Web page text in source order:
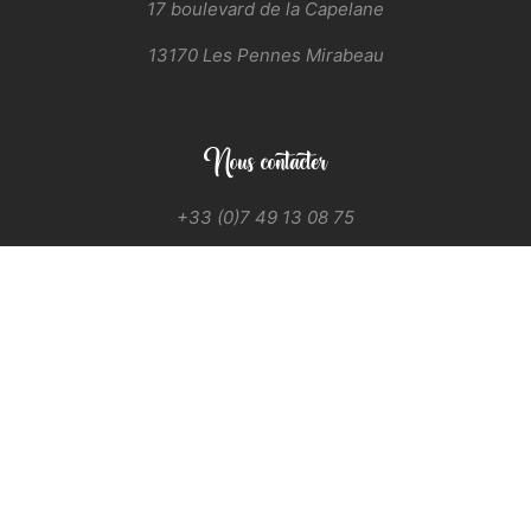
17 boulevard de la Capelane
13170 Les Pennes Mirabeau
Nous contacter
+33 (0)7 49 13 08 75